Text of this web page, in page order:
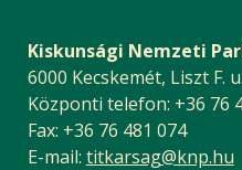
Kiskunsági Nemzeti
6000 Kecskemét, Liszt F.
Központi telefon: +36 76
Fax: +36 76 481 074
E-mail: titkarsag@knp.hu